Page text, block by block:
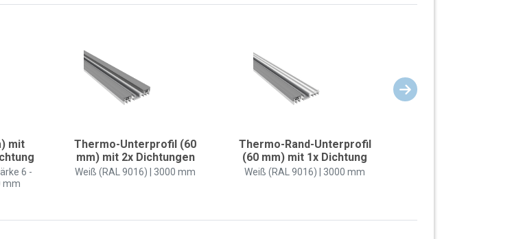
mit
6 -
mm
Thermo-Unterprofil (60
mm) mit 2x Dichtungen
Weiß (RAL 9016) | 3000 mm
Thermo-Rand-Unterprofil
(60 mm) mit 1x Dichtung
Weiß (RAL 9016) | 3000 mm